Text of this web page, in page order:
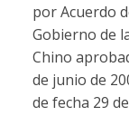
por Acuerdo
Gobierno de
Chino
de junio de
de fecha 29